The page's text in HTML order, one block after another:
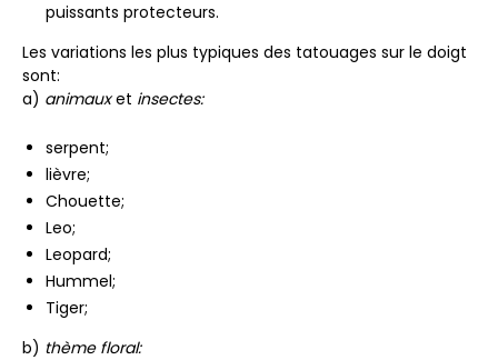
puissants protecteurs.
Les variations les plus typiques des tatouages ​​sur le doigt
sont:
a) animauxet insectes:
serpent;
lièvre;
Chouette;
Leo;
Leopard;
Hummel;
Tiger;
b) thème floral: